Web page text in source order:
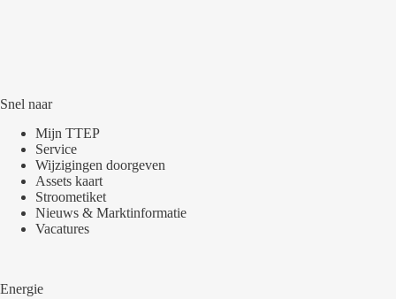
Snel naar
Mijn TTEP
Service
Wijzigingen doorgeven
Assets kaart
Stroometiket
Nieuws & Marktinformatie
Vacatures
Energie